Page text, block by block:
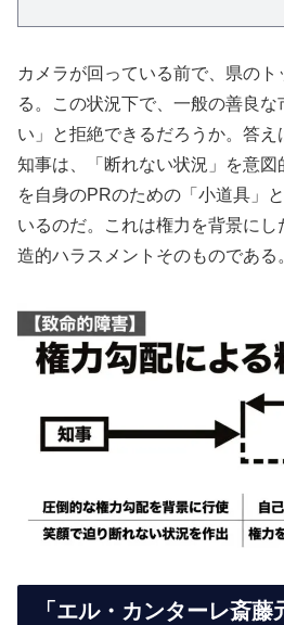
カメラが回っている前で、県の
る。この状況下で、一般の善良な
い」と拒絶できるだろうか。答
知事は、「断れない状況」を意
を自身のPRのための「小道具」
いるのだ。これは権力を背景に
造的ハラスメントそのものであ
「エル・カンターレ斎